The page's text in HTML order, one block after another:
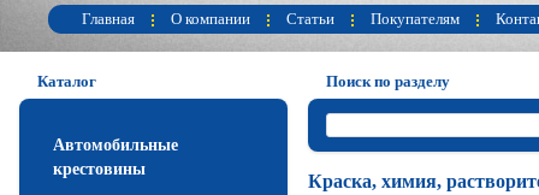
Главная О компании Статьи Покупателям
Поиск по разделу
Краска, химия,
Каталог
Автомобильные
крестовины